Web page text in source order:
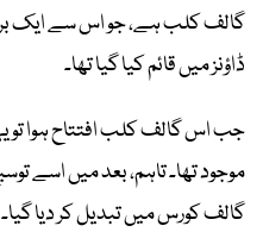
ڈاؤنز میں قائم کیا گیا تھا۔
گالف کورس میں تبدیل کر دیا گیا۔